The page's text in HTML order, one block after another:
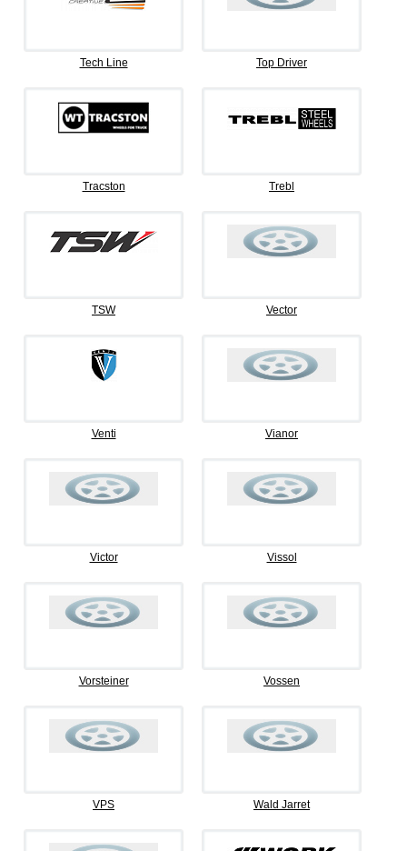
Tech Line Top Driver
Tracston Trebl
TSW Vector
Venti Vianor
Victor Vissol
Vorsteiner Vossen
VPS Wald Jarret